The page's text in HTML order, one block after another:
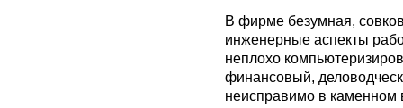
В фирме безумная,
инженерные аспекты
неплохо
финансовый,
неисправимо в каменном